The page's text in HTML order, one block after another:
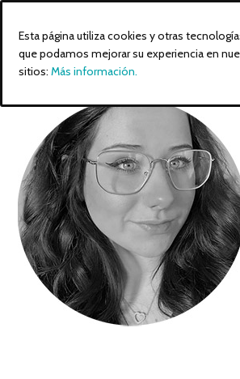
Esta página utiliza cookies y otras
que podamos mejorar su experiencia en
sitios: Más información.